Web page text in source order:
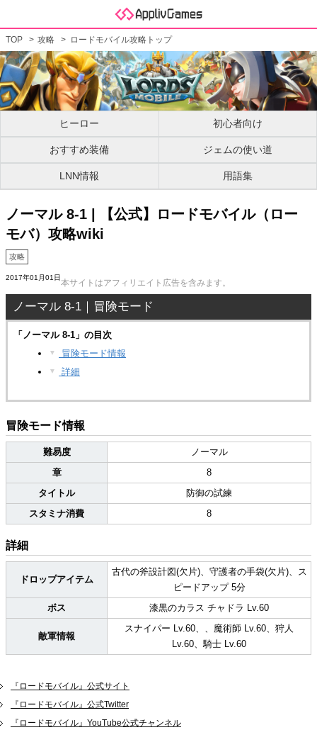
TOP 攻略 ロードモバイル攻略トップ
ヒーロー 初心者向け
おすすめ装備 ジェムの使い道
LNN情報 用語集
ノーマル 8-1 | 【公式】ロードモバイル（ロー
モバ）攻略wiki
攻略
2017年01月01日
本サイトはアフィリエイト広告を含みます。
ノーマル 8-1｜冒険モード
「ノーマル 8-1」の目次
▼ 冒険モード情報
▼ 詳細
冒険モード情報
難易度
ノーマル
章
8
タイトル
防御の試練
スタミナ消費
8
詳細
ドロップアイテム
古代の斧設計図(欠片)、守護者の手袋(欠片)、ス
ピードアップ 5分
ボス
漆黒のカラス チャドラ Lv.60
敵軍情報
スナイパー Lv.60、、魔術師 Lv.60、狩人
Lv.60、騎士 Lv.60
『ロードモバイル』公式サイト
『ロードモバイル』公式Twitter
『ロードモバイル』YouTube公式チャンネル